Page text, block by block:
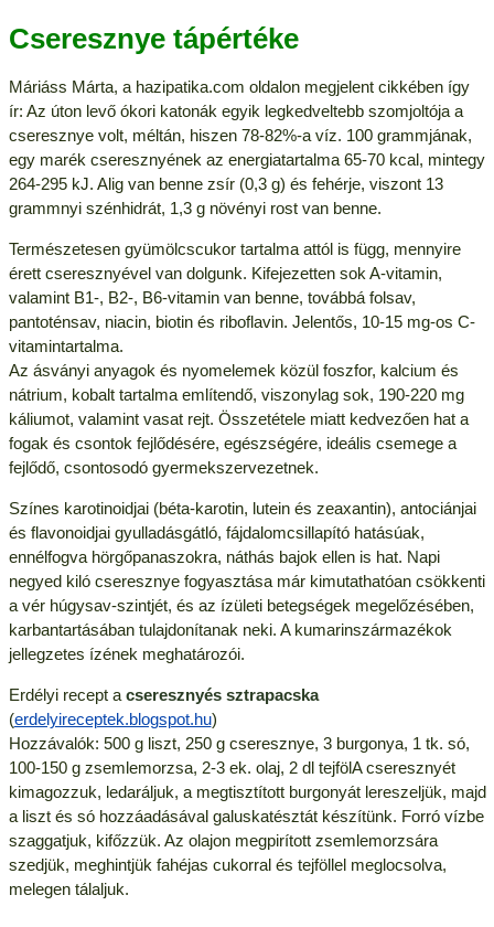
Cseresznye tápértéke
Máriáss Márta, a hazipatika.com oldalon megjelent cikkében így
ír: Az úton levő ókori katonák egyik legkedveltebb szomjoltója a
cseresznye volt, méltán, hiszen 78-82%-a víz. 100 grammjának,
egy marék cseresznyének az energiatartalma 65-70 kcal, mintegy
264-295 kJ. Alig van benne zsír (0,3 g) és fehérje, viszont 13
grammnyi szénhidrát, 1,3 g növényi rost van benne.
Természetesen gyümölcscukor tartalma attól is függ, mennyire
érett cseresznyével van dolgunk. Kifejezetten sok A-vitamin,
valamint B1-, B2-, B6-vitamin van benne, továbbá folsav,
pantoténsav, niacin, biotin és riboflavin. Jelentős, 10-15 mg-os C-
vitamintartalma.
Az ásványi anyagok és nyomelemek közül foszfor, kalcium és
nátrium, kobalt tartalma említendő, viszonylag sok, 190-220 mg
káliumot, valamint vasat rejt. Összetétele miatt kedvezően hat a
fogak és csontok fejlődésére, egészségére, ideális csemege a
fejlődő, csontosodó gyermekszervezetnek.
Színes karotinoidjai (béta-karotin, lutein és zeaxantin), antociánjai
és flavonoidjai gyulladásgátló, fájdalomcsillapító hatásúak,
ennélfogva hörgőpanaszokra, náthás bajok ellen is hat. Napi
negyed kiló cseresznye fogyasztása már kimutathatóan csökkenti
a vér húgysav-szintjét, és az ízületi betegségek megelőzésében,
karbantartásában tulajdonítanak neki. A kumarinszármazékok
jellegzetes ízének meghatározói.
Erdélyi recept a cseresznyés sztrapacska
(erdelyireceptek.blogspot.hu)
Hozzávalók: 500 g liszt, 250 g cseresznye, 3 burgonya, 1 tk. só,
100-150 g zsemlemorzsa, 2-3 ek. olaj, 2 dl tejfölA cseresznyét
kimagozzuk, ledaráljuk, a megtisztított burgonyát lereszeljük, majd
a liszt és só hozzáadásával galuskatésztát készítünk. Forró vízbe
szaggatjuk, kifőzzük. Az olajon megpirított zsemlemorzsára
szedjük, meghintjük fahéjas cukorral és tejföllel meglocsolva,
melegen tálaljuk.